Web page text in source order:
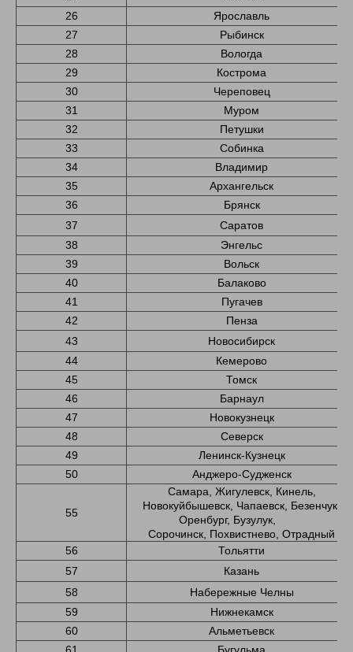
26
Ярославль
27
Рыбинск
28
Вологда
29
Кострома
30
Череповец
31
Муром
32
Петушки
33
Собинка
34
Владимир
35
Архангельск
36
Брянск
37
Саратов
38
Энгельс
39
Вольск
40
Балаково
41
Пугачев
42
Пенза
43
Новосибирск
44
Кемерово
45
Томск
46
Барнаул
47
Новокузнецк
48
Северск
49
Ленинск-Кузнецк
50
Анджеро-Судженск
55
Самара, Жигулевск, Кинель,
Новокуйбышевск, Чапаевск, Безенчук,
Оренбург, Бузулук,
Сорочинск, Похвистнево, Отрадный
56
Тольятти
57
Казань
58
Набережные Челны
59
Нижнекамск
60
Альметьевск